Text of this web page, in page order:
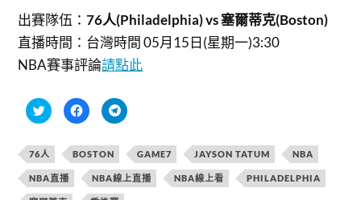
出賽隊伍：76人(Philadelphia) vs 塞爾蒂克(Boston)
直播時間： 台灣時間 05月15日(星期一)3:30
NBA賽事評論請點此
分
享
w
i
t
t
e
r
按
一
分
享
至
F
a
c
按
一
分
享
T
e
l
76人 BOSTON GAME7 JAYSON TATUM NBA
NBA直播 NBA線上直播 NBA線上看 PHILADELPHIA